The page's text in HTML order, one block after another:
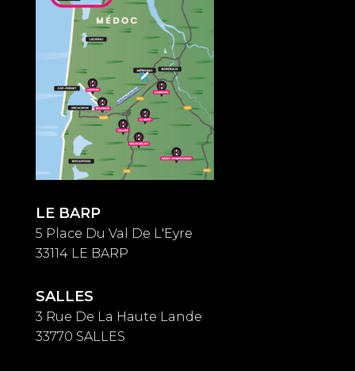
LE BARP
5 Place Du Val De L'Eyre
33114 LE BARP
SALLES
3 Rue De La Haute Lande
33770 SALLES